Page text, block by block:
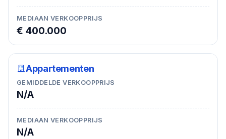
MEDIAAN VERKOOPPRIJS
€ 400.000
Appartementen
GEMIDDELDE VERKOOPPRIJS
N/A
MEDIAAN VERKOOPPRIJS
N/A